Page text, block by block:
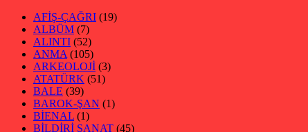
AFİŞ-ÇAĞRI (19)
ALBÜM (7)
ALINTI (52)
ANMA (105)
ARKEOLOJİ (3)
ATATÜRK (51)
BALE (39)
BAROK-ŞAN (1)
BİENAL (1)
BİLDİRİ SANAT (45)